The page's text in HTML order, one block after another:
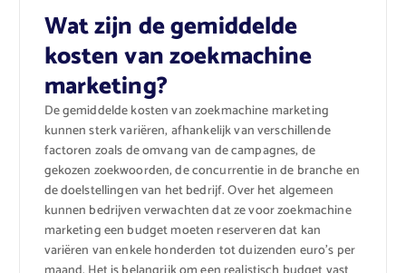
Wat zijn de gemiddelde
kosten van zoekmachine
marketing?
De gemiddelde kosten van zoekmachine marketing
kunnen sterk variëren, afhankelijk van verschillende
factoren zoals de omvang van de campagnes, de
gekozen zoekwoorden, de concurrentie in de branche en
de doelstellingen van het bedrijf. Over het algemeen
kunnen bedrijven verwachten dat ze voor zoekmachine
marketing een budget moeten reserveren dat kan
variëren van enkele honderden tot duizenden euro’s per